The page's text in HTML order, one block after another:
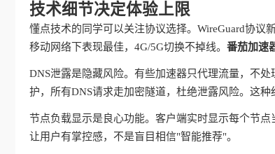
技术细节决定体验上限
懂点技术的同学可以关注协议选择。WireGuard协议
移动网络下表现最佳，4G/5G切换不掉线。 番茄加速
DNS泄露是隐藏风险。有些加速器只代理流量，不
护，所有DNS请求走加密隧道，杜绝泄露风险。这种
节点负载显示是良心功能。客户端实时显示每个节
让用户有掌控感，不是盲目相信"智能推荐"。